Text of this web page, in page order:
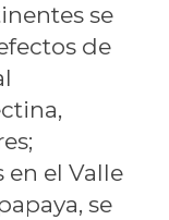
se
de
el Valle
se